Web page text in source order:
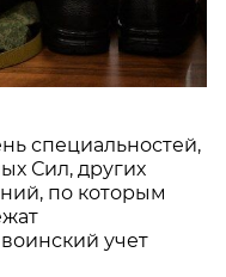
специальностей,
Сил, других
по которым
учет